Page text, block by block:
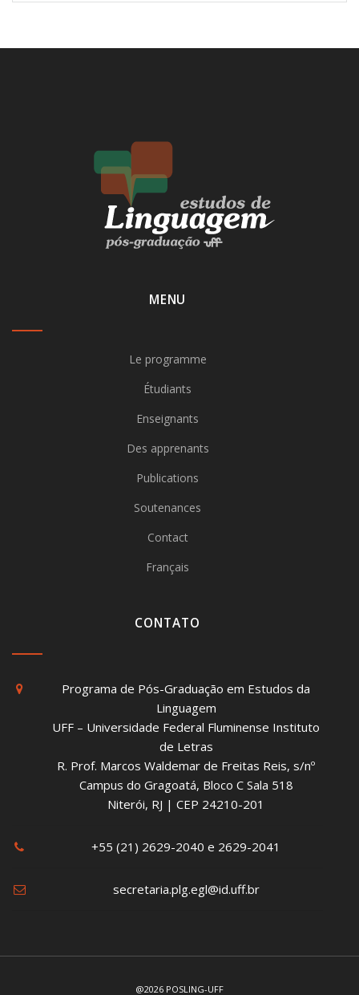
MENU
Le programme
Étudiants
Enseignants
Des apprenants
Publications
Soutenances
Contact
Français
CONTATO
Programa de Pós-Graduação em Estudos da
Linguagem
UFF – Universidade Federal Fluminense Instituto
de Letras
R. Prof. Marcos Waldemar de Freitas Reis, s/nº
Campus do Gragoatá, Bloco C Sala 518
Niterói, RJ | CEP 24210-201
+55 (21) 2629-2040 e 2629-2041
secretaria.plg.egl@id.uff.br
@2026 POSLING-UFF